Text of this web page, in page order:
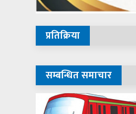
प्रतिक्रिया
सम्बन्धित समाचार